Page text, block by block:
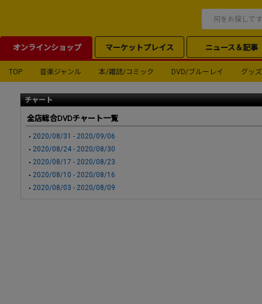
オンラインショップ マーケットプレイス ニュース＆記事
TOP 音楽ジャンル 本/雑誌/コミック DVD/ブルーレイ グッズ
チャート
全店総合DVDチャート一覧
2020/08/31 - 2020/09/06
2020/08/24 - 2020/08/30
2020/08/17 - 2020/08/23
2020/08/10 - 2020/08/16
2020/08/03 - 2020/08/09